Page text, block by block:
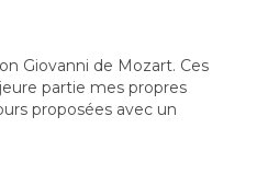
Giovanni de Mozart. Ces
partie mes propres
proposées avec un